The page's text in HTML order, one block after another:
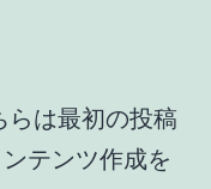
らは最初の投稿
テンツ作成を